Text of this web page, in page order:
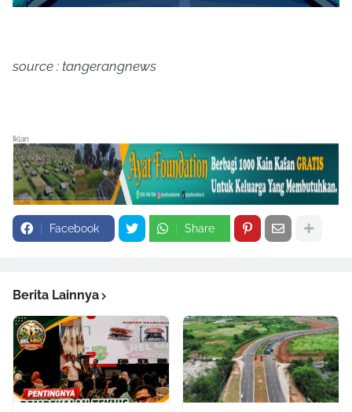
source : tangerangnews
Iklan
Facebook Share
Berita Lainnya